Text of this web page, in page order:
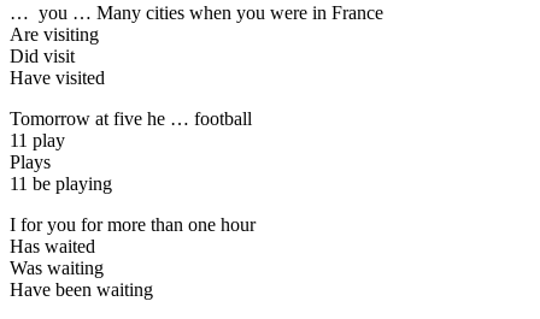
… you … Many cities when you were in France
Are visiting
Did visit
Have visited
Tomorrow at five he … football
11 play
Plays
11 be playing
I for you for more than one hour
Has waited
Was waiting
Have been waiting